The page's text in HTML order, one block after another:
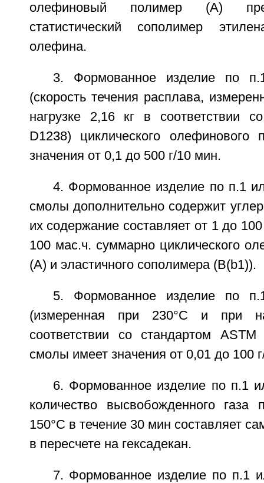
олефиновый полимер (А)
статистический сополимер
олефина.
3. Формованное изделие по
(скорость течения расплава,
нагрузке 2,16 кг в соответствии
D1238) циклического
значения от 0,1 до 500 г/10 мин.
4. Формованное изделие по п.1
смолы дополнительно содержит
их содержание составляет от 1 до
100 мас.ч. суммарно циклического
(А) и эластичного сополимера (B(b1)).
5. Формованное изделие по
(измеренная при 230°С и при
соответствии со стандартом
смолы имеет значения от 0,01 до 100
6. Формованное изделие по п.1
количество высвобожденного газа
150°С в течение 30 мин составляет
в пересчете на гексадекан.
7. Формованное изделие по п.1